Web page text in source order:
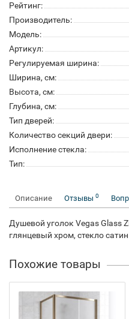
Рейтинг:
Производитель:
Модель:
Артикул:
Регулируемая ширина:
Ширина, см:
Высота, см:
Глубина, см:
Тип дверей:
Количество секций двери:
Исполнение стекла:
Тип:
Описание Отзывы 0
Душевой уголок Vegas Glass
глянцевый хром, стекло сатин
Похожие товары